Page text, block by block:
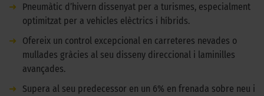
➜
Pneumàtic d’hivern dissenyat per a turismes, especialment
optimitzat per a vehicles elèctrics i híbrids.
➜
Ofereix un control excepcional en carreteres nevades o
mullades gràcies al seu disseny direccional i laminilles
avançades.
➜
Supera al seu predecessor en un 6% en frenada sobre neu i